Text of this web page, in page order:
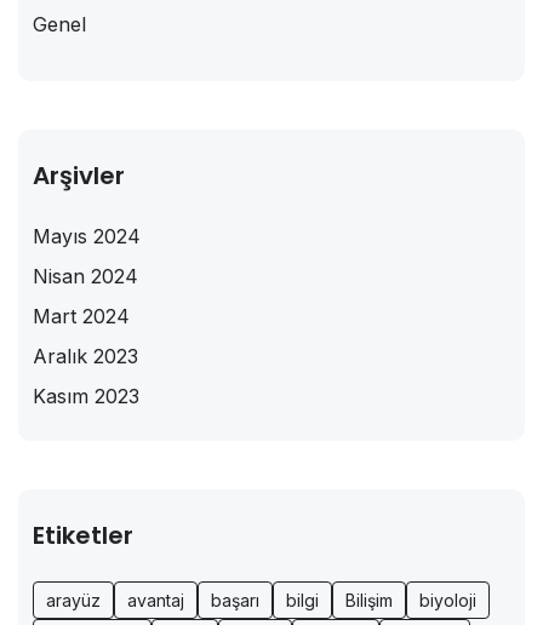
Genel
Arşivler
Mayıs 2024
Nisan 2024
Mart 2024
Aralık 2023
Kasım 2023
Etiketler
arayüz avantaj başarı bilgi Bilişim
biyoloji